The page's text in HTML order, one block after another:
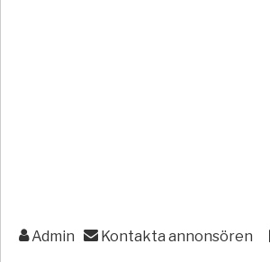
Admin Kontakta annonsören